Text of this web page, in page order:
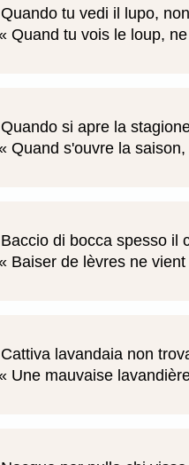
Quando tu vedi il lupo,
Quand tu vois le loup,
Quando si apre la
Quand s'ouvre la
Baccio di bocca spesso il
Baiser de lèvres ne
Cattiva lavandaia non
Une mauvaise